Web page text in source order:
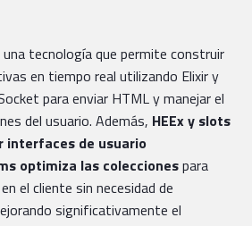
una tecnología que permite construir
en tiempo real utilizando Elixir y
para enviar HTML y manejar el
del usuario. Además, HEEx y slots
interfaces de usuario
optimiza las coleccionespara
el cliente sin necesidad de
significativamente el